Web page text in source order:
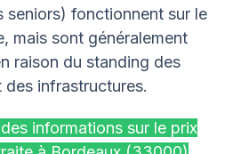
seniors) fonctionnent sur le
mais sont généralement
raison du standing des
des infrastructures.
informations sur le prix